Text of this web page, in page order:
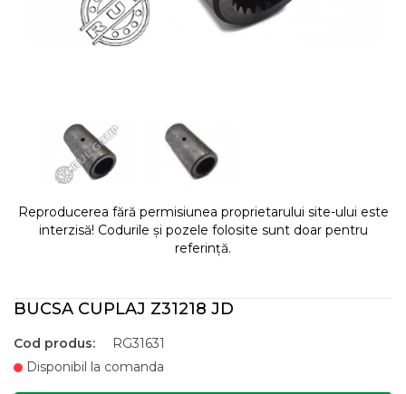
Reproducerea fără permisiunea proprietarului site-ului este
interzisă! Codurile și pozele folosite sunt doar pentru
referință.
BUCSA CUPLAJ Z31218 JD
Cod produs:
RG31631
Disponibil la comanda